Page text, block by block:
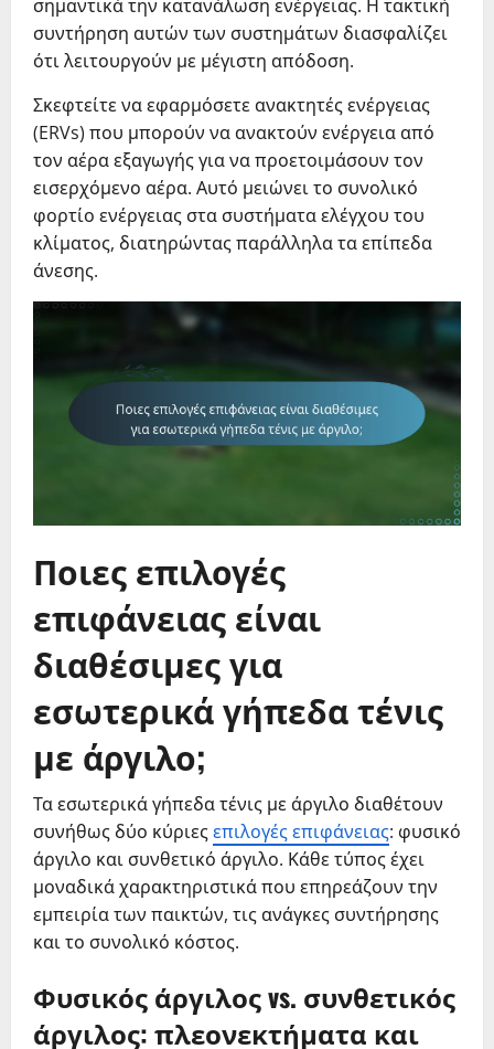
σημαντικά την κατανάλωση ενέργειας. Η τακτική
συντήρηση αυτών των συστημάτων διασφαλίζει
ότι λειτουργούν με μέγιστη απόδοση.
Σκεφτείτε να εφαρμόσετε ανακτητές ενέργειας
(ERVs) που μπορούν να ανακτούν ενέργεια από
τον αέρα εξαγωγής για να προετοιμάσουν τον
εισερχόμενο αέρα. Αυτό μειώνει το συνολικό
φορτίο ενέργειας στα συστήματα ελέγχου του
κλίματος, διατηρώντας παράλληλα τα επίπεδα
άνεσης.
Ποιες επιλογές
επιφάνειας είναι
διαθέσιμες για
εσωτερικά γήπεδα τένις
με άργιλο;
Τα εσωτερικά γήπεδα τένις με άργιλο διαθέτουν
συνήθως δύο κύριεςεπιλογές επιφάνειας: φυσικό
άργιλο και συνθετικό άργιλο. Κάθε τύπος έχει
μοναδικά χαρακτηριστικά που επηρεάζουν την
εμπειρία των παικτών, τις ανάγκες συντήρησης
και το συνολικό κόστος.
Φυσικός άργιλος vs. συνθετικός
άργιλος: πλεονεκτήματα και